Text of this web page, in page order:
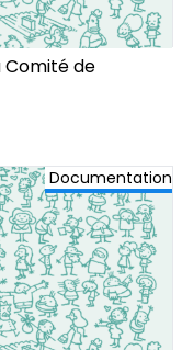
Comité de
Documentation